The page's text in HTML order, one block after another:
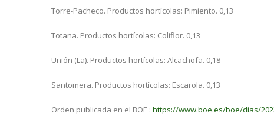
Torre-Pacheco. Productos hortícolas: Pimiento. 0,13
Totana. Productos hortícolas: Coliflor. 0,13
Unión (La). Productos hortícolas: Alcachofa. 0,18
Santomera. Productos hortícolas: Escarola. 0,13
Orden publicada en el BOE : https://www.boe.es/boe/dias/